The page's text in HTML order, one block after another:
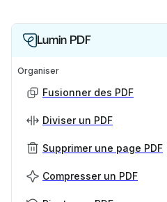
Lumin PDF
Organiser
Fusionner des PDF
Diviser un PDF
Supprimer une page PDF
Compresser un PDF